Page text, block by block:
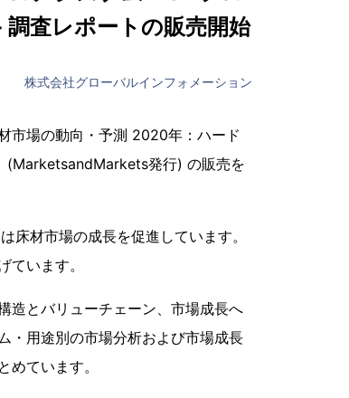
査レポートの販売開始
株式会社グローバルインフォメーション
市場の動向・予測 2020年：ハード
(MarketsandMarkets発行) の販売を
床材市場の成長を促進しています。
います。
造とバリューチェーン、市場成長へ
・用途別の市場分析および市場成長
ています。